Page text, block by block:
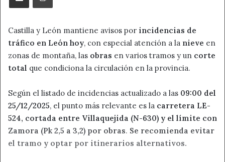
Castilla y León mantiene avisos por incidencias de
tráfico en León hoy, con especial atención a la nieve en
zonas de montaña, las obras en varios tramos y un corte
total que condiciona la circulación en la provincia.
Según el listado de incidencias actualizado a las 09:00 del
25/12/2025, el punto más relevante es la carretera LE-
524, cortada entre Villaquejida (N-630) y el límite con
Zamora (Pk 2,5 a 3,2) por obras. Se recomienda evitar
el tramo y optar por itinerarios alternativos.